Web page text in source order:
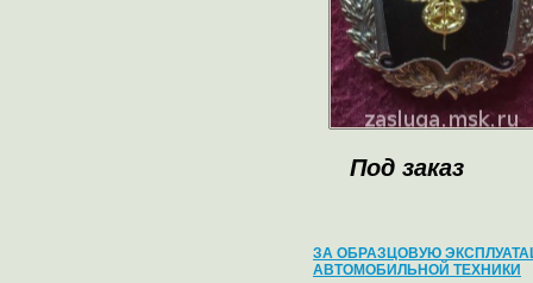
Под заказ
ЗА ОБРАЗЦОВУЮ
АВТОМОБИЛЬНОЙ ТЕХНИКИ